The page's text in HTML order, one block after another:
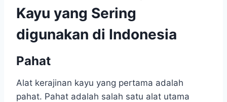
Kayu yang Sering
digunakan di Indonesia
Pahat
Alat kerajinan kayu yang pertama adalah
pahat. Pahat adalah salah satu alat utama